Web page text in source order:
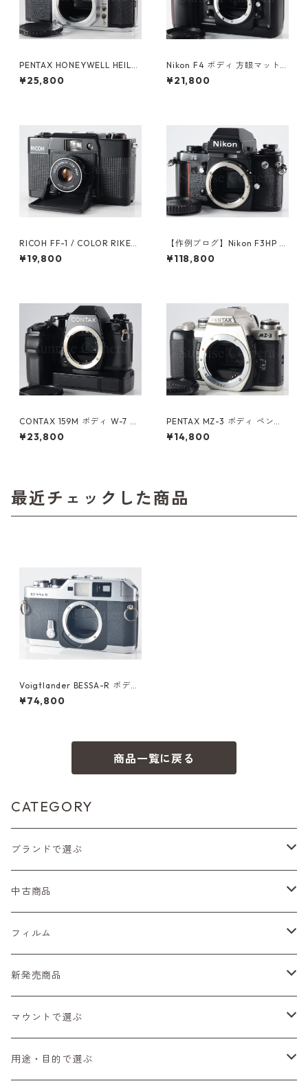
PENTAX HONEYWELL HEILA
ND H2 ペンタックス (61376)
¥25,800
Nikon F4 ボディ 方眼マット
スクリーン（E） / マットスク
リーン（B）付 ニコン（6124
¥21,800
RICOH FF-1 / COLOR RIKEN
ON 35mm F2.8 リコー（6149
3）
¥19,800
【作例ブログ】Nikon F3HP ボ
ディ 後期191万番台 ニコン（6
1308）
¥118,800
CONTAX 159M ボディ W-7 ワ
インダー付 コンタックス（61
025）
¥23,800
PENTAX MZ-3 ボディ ペンタ
ックス (60775)
¥14,800
最近チェックした商品
Voigtlander BESSA-R ボディ
元箱付 フォクトレンダー (554
99)
¥74,800
商品一覧に戻る
CATEGORY
ブランドで選ぶ
Nikon（ニコン）
Sシリーズ
Fシリーズ（一桁＋F100）
Canon（キヤノン）
レンジファインダー（7、P）
PENTAX（ペンタックス）
SL、SP
K2、KX、KM
CONTAX（コンタックス）
G1、G2
MINOLTA（ミノルタ）
中古商品
フィルムカメラ
一眼レフカメラ（マニュアルフォーカス）
一眼レフカメラ（オートフォーカス）
デジタルカメラ
一眼カメラ
ミラーレスカメラ
マニュアルレンズ
一眼レンズ
オートフォーカスレンズ
フィルム
レンズ付きフィルム
35mm（135）カラーネガ
35mm（135）白黒ネガ
新発売商品
フィルムカメラ
レンズ付きフィルム
マウントで選ぶ
M42
用途・目的で選ぶ